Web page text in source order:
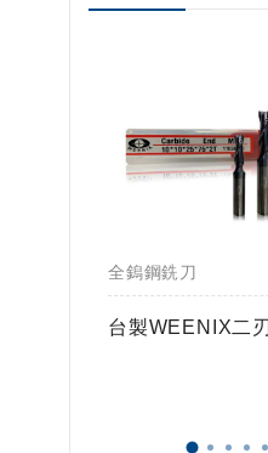
全鎢鋼銑刀
台製WEENIX二